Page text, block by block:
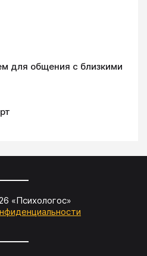
для общения с близкими
«Психологос»